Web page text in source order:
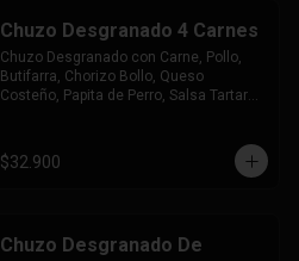
Chuzo Desgranado 4 Carnes
Chuzo Desgranado con Carne, Pollo,
Butifarra, Chorizo Bollo, Queso
Costeño, Papita de Perro, Salsa Tartara
$32.900
Chuzo Desgranado De